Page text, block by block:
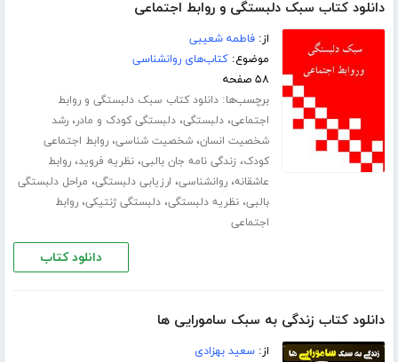
دانلود کتاب سبک دلبستگی و روابط اجتماعی
از:فاطمه شعیبی
موضوع:کتاب‌های روانشناسی
۵۸ صفحه
برچسب‌ها:دانلود کتاب سبک دلبستگی و روابط
اجتماعی،دلبستگی،دلبستگی کودک و مادر،رشد
شخصیت انسان،شخصیت شناسی،روابط اجتماعی
کودک، زندگی‌ نامه جان بالبی،نظریه فروید،روابط
عاشقانه،روانشناسی، ارزیابی دلبستگی، مراحل دلبستگی
بالبی،نظریه دلبستگی،دلبستگی ژنتیکی،روابط
اجتماعی
دانلود کتاب
دانلود کتاب زندگی به سبک سامورایی ها
از:سعید بهزادی